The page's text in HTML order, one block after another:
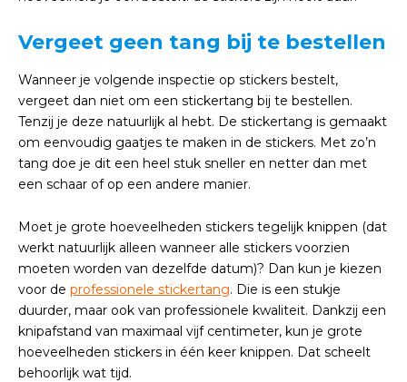
Vergeet geen tang bij te bestellen
Wanneer je volgende inspectie op stickers bestelt,
vergeet dan niet om een stickertang bij te bestellen.
Tenzij je deze natuurlijk al hebt. De stickertang is gemaakt
om eenvoudig gaatjes te maken in de stickers. Met zo’n
tang doe je dit een heel stuk sneller en netter dan met
een schaar of op een andere manier.
Moet je grote hoeveelheden stickers tegelijk knippen (dat
werkt natuurlijk alleen wanneer alle stickers voorzien
moeten worden van dezelfde datum)? Dan kun je kiezen
voor de professionele stickertang. Die is een stukje
duurder, maar ook van professionele kwaliteit. Dankzij een
knipafstand van maximaal vijf centimeter, kun je grote
hoeveelheden stickers in één keer knippen. Dat scheelt
behoorlijk wat tijd.